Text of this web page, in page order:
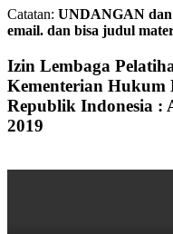
Catatan: UNDANGAN
email. dan bisa judul
Izin Lembaga
Kementerian Hukum
Republik Indonesia :
2019